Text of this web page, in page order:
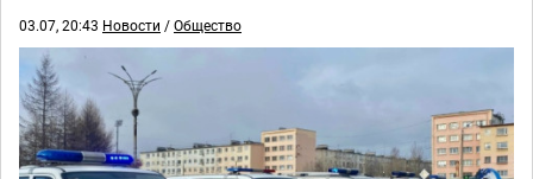
03.07, 20:43 Новости /Общество